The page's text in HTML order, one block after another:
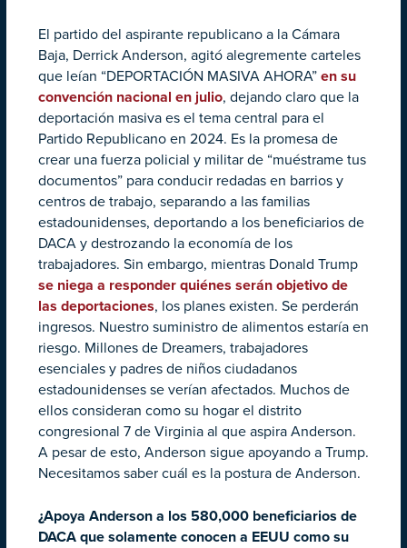
El partido del aspirante republicano a la Cámara
Baja, Derrick Anderson, agitó alegremente carteles
que leían “DEPORTACIÓN MASIVA AHORA” en su
convención nacional en julio, dejando claro que la
deportación masiva es el tema central para el
Partido Republicano en 2024. Es la promesa de
crear una fuerza policial y militar de “muéstrame tus
documentos” para conducir redadas en barrios y
centros de trabajo, separando a las familias
estadounidenses, deportando a los beneficiarios de
DACA y destrozando la economía de los
trabajadores. Sin embargo, mientras Donald Trump
se niega a responder quiénes serán objetivo de
las deportaciones, los planes existen. Se perderán
ingresos. Nuestro suministro de alimentos estaría en
riesgo. Millones de Dreamers, trabajadores
esenciales y padres de niños ciudadanos
estadounidenses se verían afectados. Muchos de
ellos consideran como su hogar el distrito
congresional 7 de Virginia al que aspira Anderson.
A pesar de esto, Anderson sigue apoyando a Trump.
Necesitamos saber cuál es la postura de Anderson.
¿Apoya Anderson a los 580,000 beneficiarios de
DACA que solamente conocen a EEUU como su